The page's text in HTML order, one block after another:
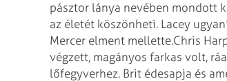
pásztor lánya nevében mondott
az életét köszönheti. Lacey
Mercer elment mellette.Chris
végzett, magányos farkas volt,
lőfegyverhez. Brit édesapja és